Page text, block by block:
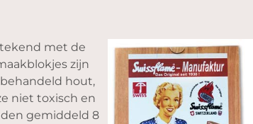
met de
zijn
hout,
niet toxisch en
gemiddeld 8